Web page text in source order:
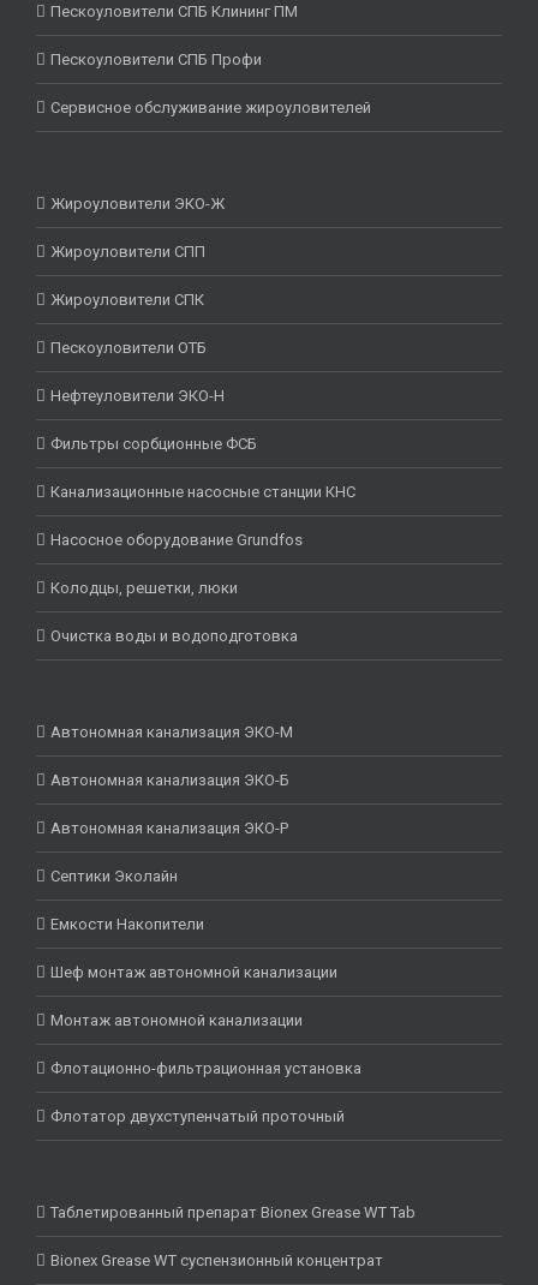
Пескоуловители СПБ Клининг ПМ
Пескоуловители СПБ Профи
Сервисное обслуживание жироуловителей
Жироуловители ЭКО-Ж
Жироуловители СПП
Жироуловители СПК
Пескоуловители ОТБ
Нефтеуловители ЭКО-Н
Фильтры сорбционные ФСБ
Канализационные насосные станции КНС
Насосное оборудование Grundfos
Колодцы, решетки, люки
Очистка воды и водоподготовка
Автономная канализация ЭКО-М
Автономная канализация ЭКО-Б
Автономная канализация ЭКО-Р
Септики Эколайн
Емкости Накопители
Шеф монтаж автономной канализации
Монтаж автономной канализации
Флотационно-фильтрационная установка
Флотатор двухступенчатый проточный
Таблетированный препарат Bionex Grease WT Tab
Bionex Grease WT суспензионный концентрат